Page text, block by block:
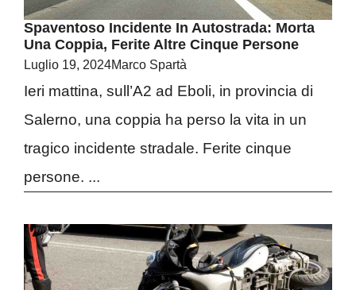
Spaventoso Incidente In Autostrada: Morta
Una Coppia, Ferite Altre Cinque Persone
Luglio 19, 2024Marco Spartà
Ieri mattina, sull’A2 ad Eboli, in provincia di
Salerno, una coppia ha perso la vita in un
tragico incidente stradale. Ferite cinque
persone. ...